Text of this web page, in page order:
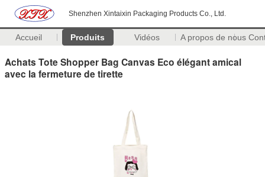
Shenzhen Xintaixin Packaging Products Co., Ltd.
Accueil Produits Vidéos A propos de nous
Achats Tote Shopper Bag Canvas Eco élégant amical
avec la fermeture de tirette